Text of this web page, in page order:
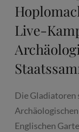
Live-
Die Gladiatoren
Englischen